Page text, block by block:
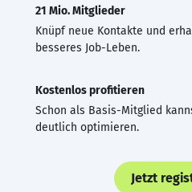
21 Mio. Mitglieder
Knüpf neue Kontakte und
besseres Job-Leben.
Kostenlos profitieren
Schon als Basis-Mitglied
deutlich optimieren.
Jetzt